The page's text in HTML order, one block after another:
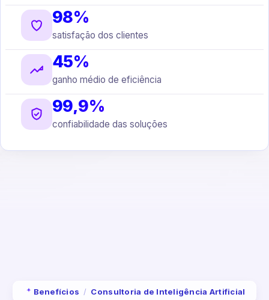
98%
satisfação dos clientes
45%
ganho médio de eficiência
99,9%
confiabilidade das soluções
Benefícios / Consultoria de Inteligência Artificial